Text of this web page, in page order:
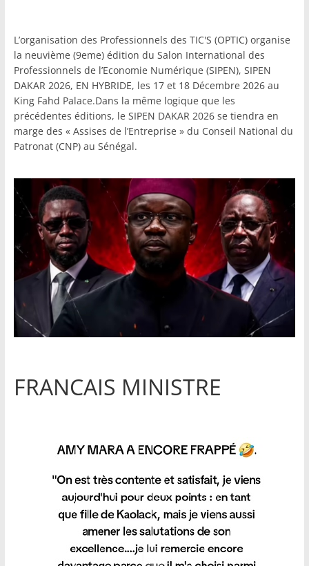
L’organisation des Professionnels des TIC'S (OPTIC) organise
la neuvième (9eme) édition du Salon International des
Professionnels de l’Economie Numérique (SIPEN), SIPEN
DAKAR 2026, EN HYBRIDE, les 17 et 18 Décembre 2026 au
King Fahd Palace.Dans la même logique que les
précédentes éditions, le SIPEN DAKAR 2026 se tiendra en
marge des « Assises de l’Entreprise » du Conseil National du
Patronat (CNP) au Sénégal.
FRANCAIS MINISTRE